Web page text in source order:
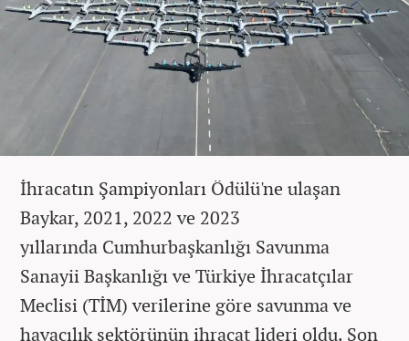
İhracatın Şampiyonları Ödülü'ne ulaşan
Baykar, 2021, 2022 ve 2023
yıllarında Cumhurbaşkanlığı Savunma
Sanayii Başkanlığı ve Türkiye İhracatçılar
Meclisi (TİM) verilerine göre savunma ve
havacılık sektörünün ihracat lideri oldu. Son